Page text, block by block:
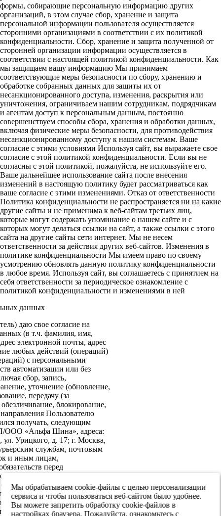
формы, собирающие персональную информацию других
организаций, в этом случае сбор, хранение и защита
персональной информации пользователя осуществляется
сторонними организациями в соответствии с их политикой
конфиденциальности. Сбор, хранение и защита полученной от
сторонней организации информации осуществляется в
соответствии с настоящей политикой конфиденциальности. Как
мы защищаем вашу информацию Мы принимаем
соответствующие меры безопасности по сбору, хранению и
обработке собранных данных для защиты их от
несанкционированного доступа, изменения, раскрытия или
уничтожения, ограничиваем нашим сотрудникам, подрядчикам
и агентам доступ к персональным данным, постоянно
совершенствуем способы сбора, хранения и обработки данных,
включая физические меры безопасности, для противодействия
несанкционированному доступу к нашим системам. Ваше
согласие с этими условиями Используя сайт, вы выражаете свое
согласие с этой политикой конфиденциальности. Если вы не
согласны с этой политикой, пожалуйста, не используйте его.
Ваше дальнейшее использование сайта после внесения
изменений в настоящую политику будет рассматриваться как
ваше согласие с этими изменениями. Отказ от ответственности
Политика конфиденциальности не распространяется ни на какие
другие сайты и не применима к веб-сайтам третьих лиц,
которые могут содержать упоминание о нашем сайте и с
которых могут делаться ссылки на сайт, а также ссылки с этого
сайта на другие сайты сети интернет. Мы не несем
ответственности за действия других веб-сайтов. Изменения в
политике конфиденциальности Мы имеем право по своему
усмотрению обновлять данную политику конфиденциальности
в любое время. Используя сайт, вы соглашаетесь с принятием на
себя ответственности за периодическое ознакомление с
политикой конфиденциальности и изменениями в ней
данных
даю свое согласие на
(в т.ч. фамилия, имя,
электронной почты, адрес
любых действий (операций)
с персональными
автоматизации или без
сбор, запись,
уточнение (обновление,
передачу (за
блокирование,
Пользователю
получать, следующим
ООО «Альфа Шина», адреса:
Урицкого, д. 17; г. Москва,
службам, почтовым
и иным лицам,
перед
на передачу в
информационной
данных третьим
реализации целей,
Настоящее согласие
Мы обрабатываем cookie-файлы с целью персонализации
сервиса и чтобы пользоваться веб-сайтом было удобнее.
Вы можете запретить обработку cookie-файлов в
настройках браузера. Пожалуйста, ознакомьтесь с